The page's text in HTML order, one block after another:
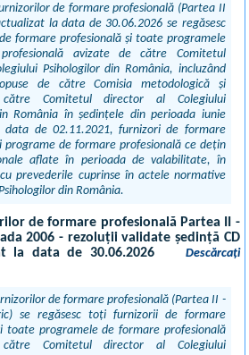
de formare profesională (Partea II
la data de 30.06.2026 se regăsesc
formare profesională și toate programele
avizate de către Comitetul
Psihologilor din România, incluzând
de către Comisia metodologică și
Comitetul director al Colegiului
România în ședințele din perioada iunie
data de 02.11.2021, furnizori de formare
programe de formare profesională ce dețin
aflate în perioada de valabilitate, în
prevederile cuprinse în actele normative
din România.
de formare profesională Partea II -
2006 - rezoluții validate ședință CD
la data de 30.06.2026
Descărcați
de formare profesională (Partea II -
se regăsesc toți furnizorii de formare
toate programele de formare profesională
Comitetul director al Colegiului